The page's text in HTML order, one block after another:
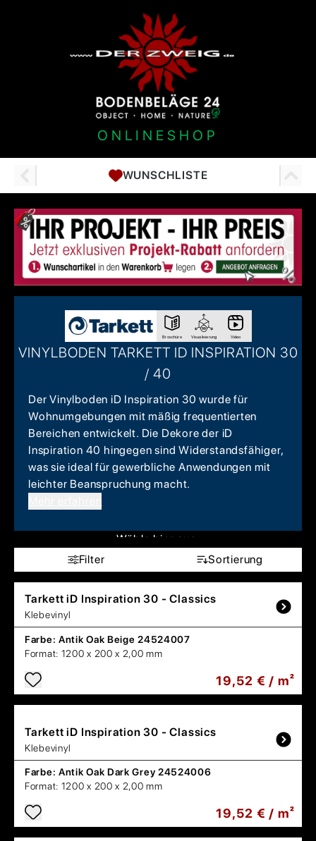
ONLINESHOP
WUNSCHLISTE
Broschüre Visualisierung Video
VINYLBODEN TARKETT ID INSPIRATION 30
/ 40
Der Vinylboden iD Inspiration 30 wurde für
Wohnumgebungen mit mäßig frequentierten
Bereichen entwickelt. Die Dekore der iD
Inspiration 40 hingegen sind Widerstandsfähiger,
was sie ideal für gewerbliche Anwendungen mit
leichter Beanspruchung macht.
Wähle hier aus:
Filter
Sortierung
Tarkett iD Inspiration 30 - Classics
Klebevinyl
Farbe: Antik Oak Beige 24524007
Format: 1200 x 200 x 2,00 mm
19,52 € / m²
Tarkett iD Inspiration 30 - Classics
Klebevinyl
Farbe: Antik Oak Dark Grey 24524006
Format: 1200 x 200 x 2,00 mm
19,52 € / m²